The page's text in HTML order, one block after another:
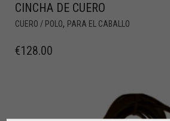
CINCHA DE CUERO
CUERO / POLO, PARA EL CABALLO
€128.00